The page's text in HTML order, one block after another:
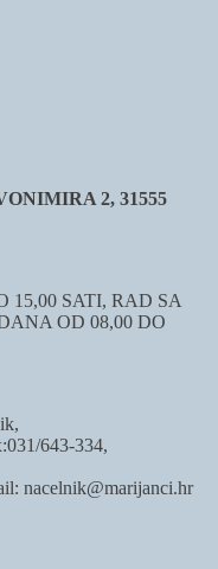
2, 31555
15,00 SATI, RAD SA
OD 08,00 DO
643-334,
nacelnik@marijanci.hr